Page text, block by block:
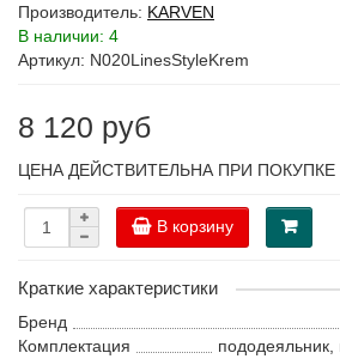
Производитель: KARVEN
В наличии: 4
Артикул: N020LinesStyleKrem
8 120 руб
ЦЕНА ДЕЙСТВИТЕЛЬНА ПРИ ПОКУПКЕ
В корзину
Краткие характеристики
Бренд
Комплектация
пододеяльник,